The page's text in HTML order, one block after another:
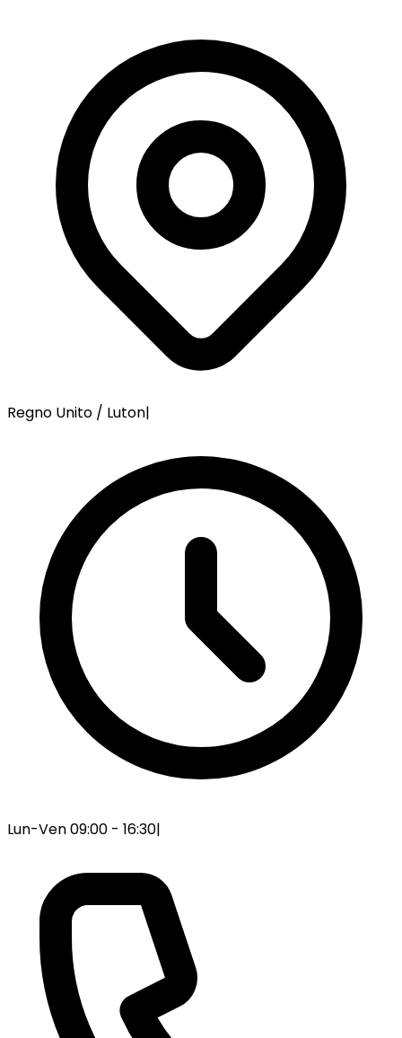
Regno Unito / Luton|
Lun-Ven 09:00 - 16:30|